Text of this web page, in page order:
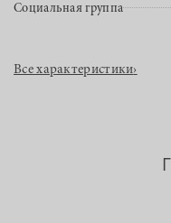
Социальная группа
Все характеристики›